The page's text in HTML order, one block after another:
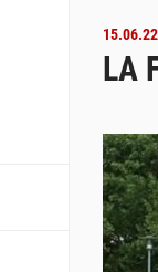
15.06.22
LA